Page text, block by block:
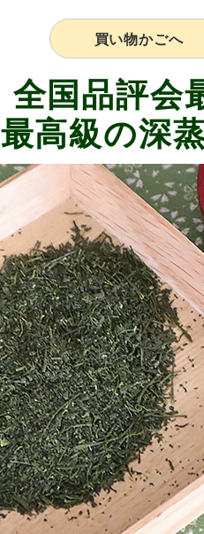
買い物かごへ
全国品評会
最高級の深